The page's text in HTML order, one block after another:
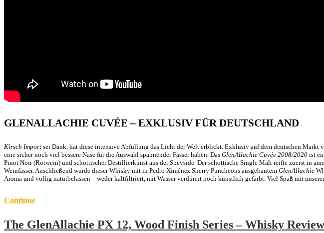
GLENALLACHIE CUVÉE – EXKLUSIV FÜR DEUTSCHLAND
Kirsch Import sei Dank, hat diese intensive Abfüllung das Licht der Welt erblickt. Exklusiv auf dem deutschen Markt
eine sicher noch viel bessere Nase für die Auswahl spannender Fässer haben. Das GlenAllachie Cuvée 2008/2020 ist
Pinot Noir (Rotwein) und schottischer Destillierkunst aus der Speyside. Der schottische Single Malt reifte zuerst in
Weinfässer. Anschließend wurde dieser Whisky mit in Pedro Ximénez Sherry Puncheons ausgebautem GlenAllachie
Aroma und völlig naturbelassen – weder kaltfiltriert, mit Wasser verdünnt noch künstlich gefärbt. Viel Spaß mit
Continue
The GlenAllachie PX 12, Wood Finish Series – Whisky Review